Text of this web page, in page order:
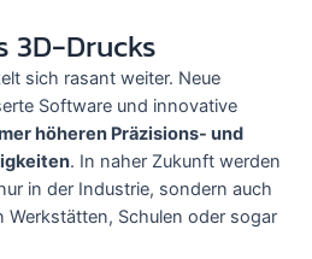
3D-Drucks
sich rasant weiter. Neue
Software und innovative
höheren Präzisions- und
. In naher Zukunft werden
in der Industrie, sondern auch
Werkstätten, Schulen oder sogar